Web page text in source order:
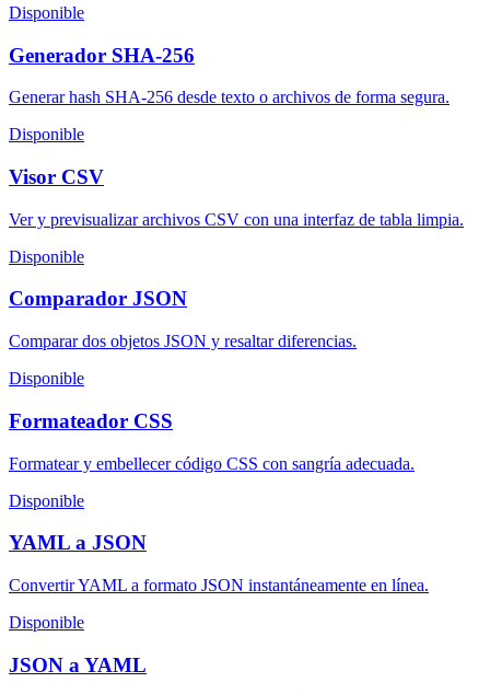
Disponible
Generador SHA-256
Generar hash SHA-256 desde texto o archivos de forma segura.
Disponible
Visor CSV
Ver y previsualizar archivos CSV con una interfaz de tabla limpia.
Disponible
Comparador JSON
Comparar dos objetos JSON y resaltar diferencias.
Disponible
Formateador CSS
Formatear y embellecer código CSS con sangría adecuada.
Disponible
YAML a JSON
Convertir YAML a formato JSON instantáneamente en línea.
Disponible
JSON a YAML